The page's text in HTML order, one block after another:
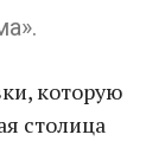
которую
столица